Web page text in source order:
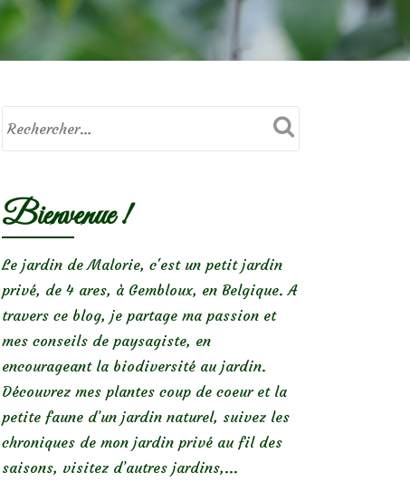
Bienvenue !
Le jardin de Malorie, c'est un petit jardin
privé, de 4 ares, à Gembloux, en Belgique. A
travers ce blog, je partage ma passion et
mes conseils de paysagiste, en
encourageant la biodiversité au jardin.
Découvrez mes plantes coup de coeur et la
petite faune d’un jardin naturel, suivez les
chroniques de mon jardin privé au fil des
saisons, visitez d’autres jardins,...